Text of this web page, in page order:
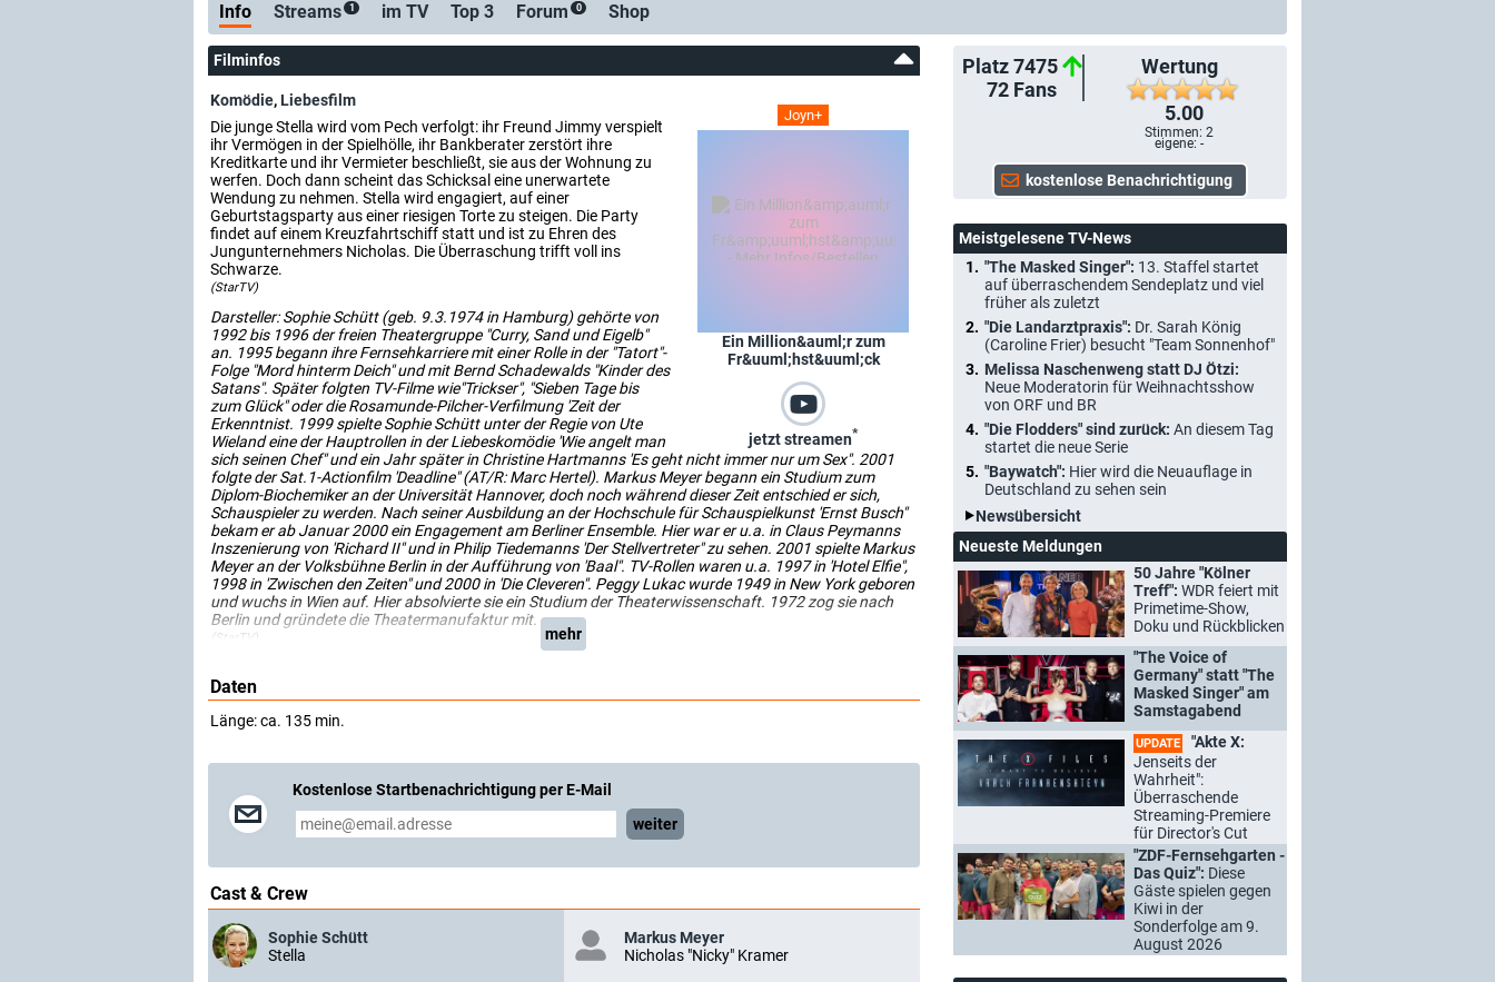
Info Streams 1 im TV Top 3 Forum 0 Shop
Platz 7475
72 Fans
Wertung
5.00
Stimmen:2
eigene: -
Filminfos
Joyn+
Ein Million&auml;r zum
Fr&uuml;hst&uuml;ck
jetzt streamen*
Komödie,Liebesfilm
Die junge Stella wird vom Pech verfolgt: ihr Freund Jimmy verspielt
ihr Vermögen in der Spielhölle, ihr Bankberater zerstört ihre
Kreditkarte und ihr Vermieter beschließt, sie aus der Wohnung zu
werfen. Doch dann scheint das Schicksal eine unerwartete
Wendung zu nehmen. Stella wird engagiert, auf einer
Geburtstagsparty aus einer riesigen Torte zu steigen. Die Party
findet auf einem Kreuzfahrtschiff statt und ist zu Ehren des
Jungunternehmers Nicholas. Die Überraschung trifft voll ins
Schwarze.
(StarTV)
Darsteller: Sophie Schütt (geb. 9.3.1974 in Hamburg) gehörte von
1992 bis 1996 der freien Theatergruppe "Curry, Sand und Eigelb"
an. 1995 begann ihre Fernsehkarriere mit einer Rolle in der "Tatort"-
Folge "Mord hinterm Deich" und mit Bernd Schadewalds "Kinder des
Satans". Später folgten TV-Filme wie"Trickser", "Sieben Tage bis
zum Glück" oder die Rosamunde-Pilcher-Verfilmung 'Zeit der
Erkenntnist. 1999 spielte Sophie Schütt unter der Regie von Ute
Wieland eine der Hauptrollen in der Liebeskomödie 'Wie angelt man
sich seinen Chef" und ein Jahr später in Christine Hartmanns 'Es geht nicht immer nur um Sex". 2001
folgte der Sat.1-Actionfilm 'Deadline" (AT/R: Marc Hertel). Markus Meyer begann ein Studium zum
Diplom-Biochemiker an der Universität Hannover, doch noch während dieser Zeit entschied er sich,
Schauspieler zu werden. Nach seiner Ausbildung an der Hochschule für Schauspielkunst 'Ernst Busch"
bekam er ab Januar 2000 ein Engagement am Berliner Ensemble. Hier war er u.a. in Claus Peymanns
Inszenierung von 'Richard II" und in Philip Tiedemanns 'Der Stellvertreter" zu sehen. 2001 spielte Markus
Meyer an der Volksbühne Berlin in der Aufführung von 'Baal". TV-Rollen waren u.a. 1997 in 'Hotel Elfie",
1998 in 'Zwischen den Zeiten" und 2000 in 'Die Cleveren". Peggy Lukac wurde 1949 in New York geboren
und wuchs in Wien auf. Hier absolvierte sie ein Studium der Theaterwissenschaft. 1972 zog sie nach
Berlin und gründete die Theatermanufaktur mit.
(StarTV) mehr
Daten
Länge: ca. 135 min.
Kostenlose Startbenachrichtigung per E-Mail
weiter
Cast & Crew
Sophie Schütt
Stella
Markus Meyer
Nicholas "Nicky" Kramer
Meistgelesene TV-News
"The Masked Singer": 13. Staffel startet
auf überraschendem Sendeplatz und viel
früher als zuletzt
"Die Landarztpraxis": Dr. Sarah König
(Caroline Frier) besucht "Team Sonnenhof"
Melissa Naschenweng statt DJ Ötzi:
Neue Moderatorin für Weihnachtsshow
von ORF und BR
"Die Flodders" sind zurück: An diesem Tag
startet die neue Serie
"Baywatch": Hier wird die Neuauflage in
Deutschland zu sehen sein
Newsübersicht
Neueste Meldungen
50 Jahre "Kölner
Treff": WDR feiert mit
Primetime-Show,
Doku und Rückblicken
"The Voice of
Germany" statt "The
Masked Singer" am
Samstagabend
UPDATE
"Akte X:
Jenseits der
Wahrheit":
Überraschende
Streaming-Premiere
für Director's Cut
"ZDF-Fernsehgarten -
Das Quiz": Diese
Gäste spielen gegen
Kiwi in der
Sonderfolge am 9.
August 2026